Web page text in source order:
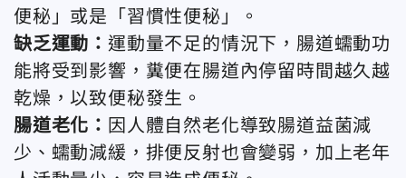
便秘」或是「習慣性便秘」。
缺乏運動： 運動量不足的情況下，腸道蠕動功
能將受到影響，糞便在腸道內停留時間越久越
乾燥，以致便秘發生。
腸道老化： 因人體自然老化導致腸道益菌減
少、蠕動減緩，排便反射也會變弱，加上老年